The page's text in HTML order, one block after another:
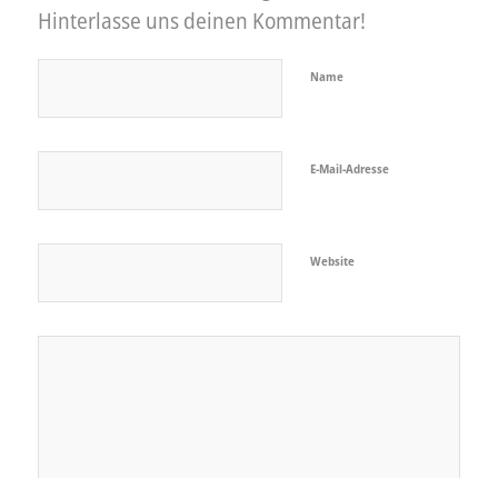
Hinterlasse uns deinen Kommentar!
Name
E-Mail-Adresse
Website